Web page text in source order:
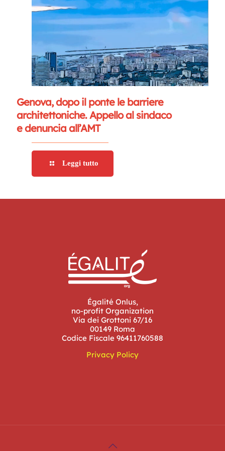
Genova, dopo il ponte le barriere
architettoniche. Appello al sindaco
e denuncia all’AMT
Leggi tutto
Égalité Onlus,
no-profit Organization
Via dei Grottoni 67/16
00149 Roma
Codice Fiscale 96411760588
Privacy Policy